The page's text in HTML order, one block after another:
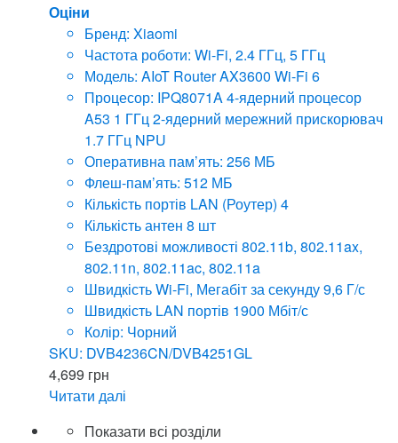
Оціни
Бренд: Xiaomi
Частота роботи: Wi-Fi, 2.4 ГГц, 5 ГГц
Модель: AIoT Router AX3600 Wi-Fi 6
Процесор: IPQ8071A 4-ядерний процесор
A53 1 ГГц 2-ядерний мережний прискорювач
1.7 ГГц NPU
Оперативна пам’ять: 256 МБ
Флеш-пам’ять: 512 МБ
Кількість портів LAN (Роутер) 4
Кількість антен 8 шт
Бездротові можливості 802.11b, 802.11ax,
802.11n, 802.11ac, 802.11a
Швидкість Wi-Fi, Мегабіт за секунду 9,6 Г/с
Швидкість LAN портів 1900 Мбіт/с
Колір: Чорний
SKU: DVB4236CN/DVB4251GL
4,699 грн
Читати далі
Показати всі розділи